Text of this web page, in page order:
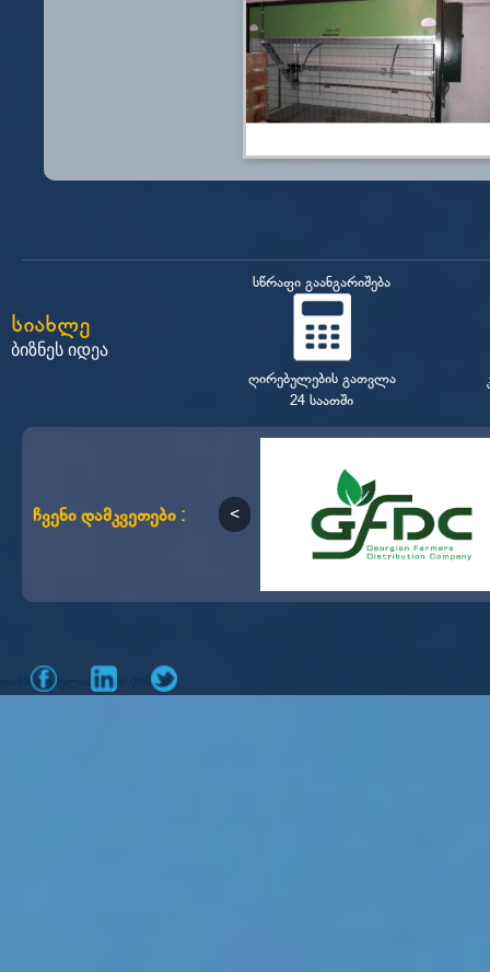
სიახლე
ბიზნეს იდეა
სწრაფი გაანგარიშება
ღირებულების გათვლა
24 საათში
ჩვენი დამკვეთები :
დამზადებულია mone.ge მიერ